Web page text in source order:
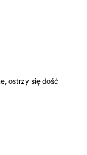
ostrzy się dość